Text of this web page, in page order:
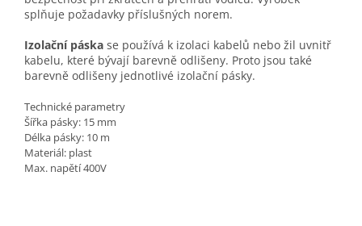
splňuje požadavky příslušných norem.
Izolační páska se používá k izolaci kabelů nebo žil uvnitř
kabelu, které bývají barevně odlišeny. Proto jsou také
barevně odlišeny jednotlivé izolační pásky.
Technické parametry
Šířka pásky: 15 mm
Délka pásky: 10 m
Materiál: plast
Max. napětí 400V